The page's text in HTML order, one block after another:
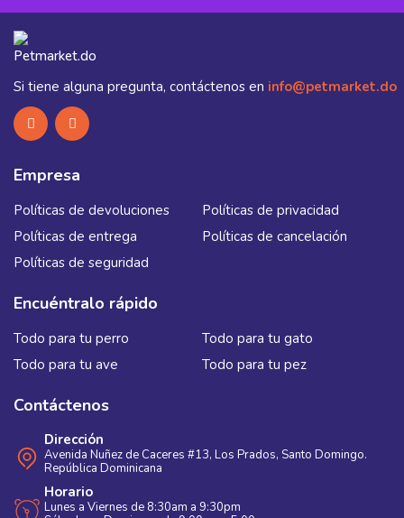
Si tiene alguna pregunta, contáctenos en info@petmarket.do
Empresa
Políticas de devoluciones
Políticas de privacidad
Políticas de entrega
Políticas de cancelación
Políticas de seguridad
Encuéntralo rápido
Todo para tu perro
Todo para tu gato
Todo para tu ave
Todo para tu pez
Contáctenos
Dirección
Avenida Nuñez de Caceres #13, Los Prados, Santo Domingo.
República Dominicana
Horario
Lunes a Viernes de 8:30am a 9:30pm